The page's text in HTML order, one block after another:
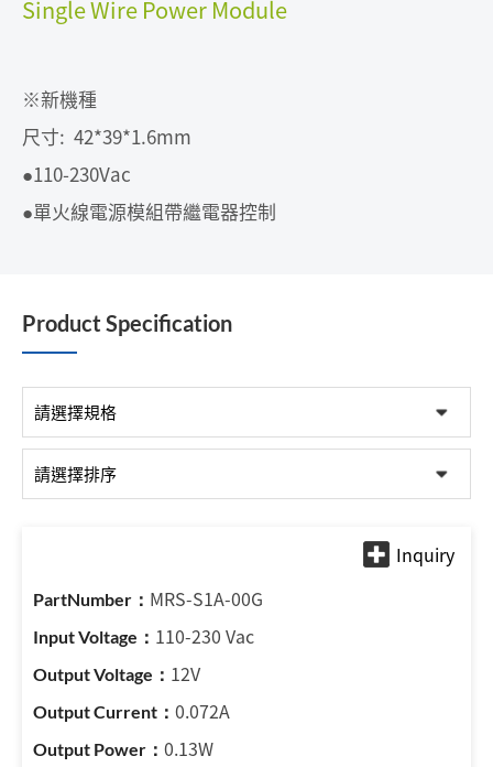
Single Wire Power Module
※新機種
尺寸: 42*39*1.6mm
●110-230Vac
●單火線電源模組帶繼電器控制
Product Specification
MRS-S1A-00G
110-230 Vac
12V
0.072A
0.13W